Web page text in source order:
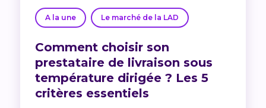
A la une Le marché de la LAD
Comment choisir son
prestataire de livraison sous
température dirigée ? Les 5
critères essentiels